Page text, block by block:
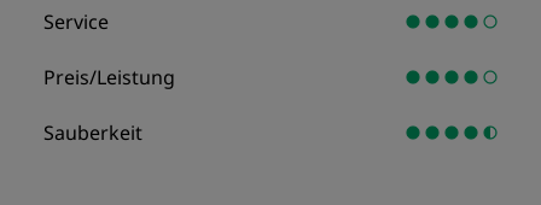
Service
Preis/Leistung
Sauberkeit